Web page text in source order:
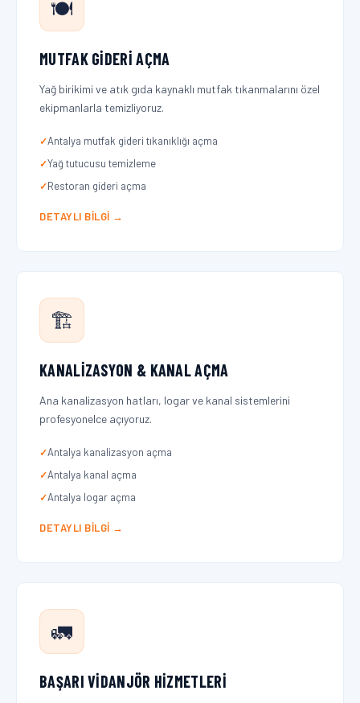
🍽️
MUTFAK GIDERI AÇMA
Yağ birikimi ve atık gıda kaynaklı mutfak tıkanmalarını özel
ekipmanlarla temizliyoruz.
Antalya mutfak gideri tıkanıklığı açma
Yağ tutucusu temizleme
Restoran gideri açma
DETAYLI BILGI →
🏗️
KANALIZASYON & KANAL AÇMA
Ana kanalizasyon hatları, logar ve kanal sistemlerini
profesyonelce açıyoruz.
Antalya kanalizasyon açma
Antalya kanal açma
Antalya logar açma
DETAYLI BILGI →
🚛
BAŞARI VIDANJÖR HIZMETLERI